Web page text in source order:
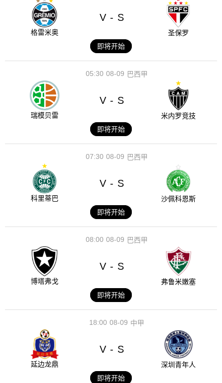
格雷米奥
V - S
圣保罗
即将开始
08-09
05:30 巴西甲
瑞模贝雷
V - S
米内罗竞技
即将开始
08-09
07:30 巴西甲
科里蒂巴
V - S
沙佩科恩斯
即将开始
08-09
08:00 巴西甲
博塔弗戈
V - S
弗鲁米嫩塞
即将开始
08-09
18:00 中甲
延边龙鼎
V - S
深圳青年人
即将开始